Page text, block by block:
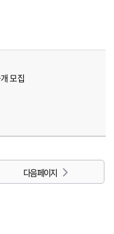
모집
다음 페이지